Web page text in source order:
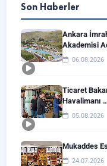
Son Haberler
Ankara
Akademisi
06.08.2026
Ticaret
Havalimanı
05.08.2026
Mukaddes
24.07.2026